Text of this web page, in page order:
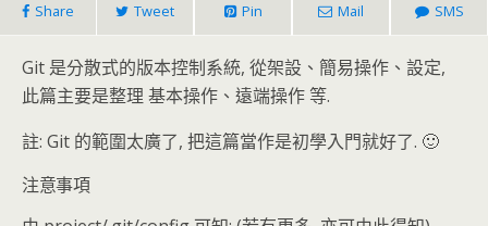
Share Tweet Pin Mail SMS
Git 是分散式的版本控制系統, 從架設、簡易操作、設定,
此篇主要是整理 基本操作、遠端操作 等.
註: Git 的範圍太廣了, 把這篇當作是初學入門就好了. 🙂
注意事項